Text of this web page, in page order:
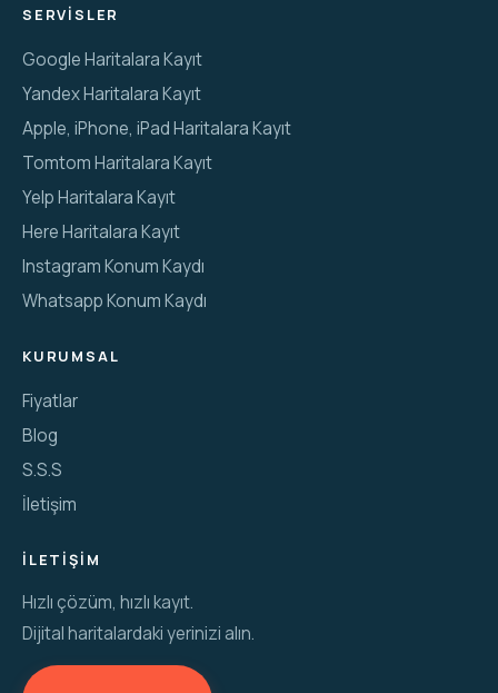
SERVISLER
Google Haritalara Kayıt
Yandex Haritalara Kayıt
Apple, iPhone, iPad Haritalara Kayıt
Tomtom Haritalara Kayıt
Yelp Haritalara Kayıt
Here Haritalara Kayıt
Instagram Konum Kaydı
Whatsapp Konum Kaydı
KURUMSAL
Fiyatlar
Blog
S.S.S
İletişim
İLETIŞIM
Hızlı çözüm, hızlı kayıt.
Dijital haritalardaki yerinizi alın.